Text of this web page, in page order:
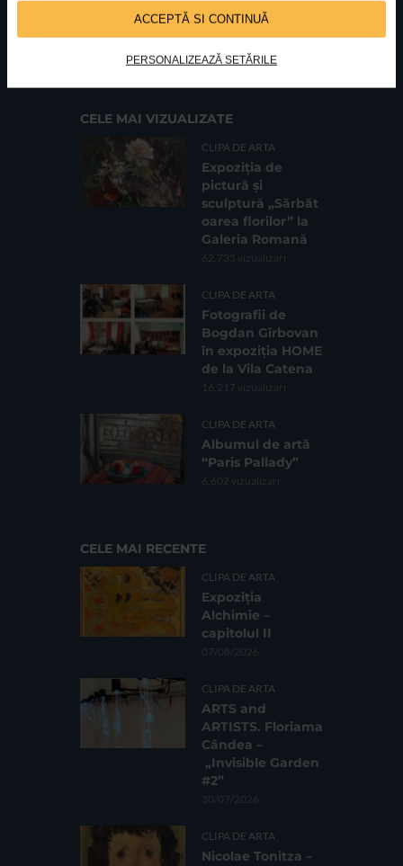
ACCEPTĂ SI CONTINUĂ
PERSONALIZEAZĂ SETĂRILE
FUNDATIA FILDAS ARTNr inreg registrul special: 4 PJ/ 29.01.2013
Sc. 4, Ap. 197, Sector 2
CELE MAI VIZUALIZATE
CLIPA DE ARTA
Expoziția de
pictură și
sculptură „Sărbăt
oarea florilor” la
Galeria Romană
62.735 vizualizari
CLIPA DE ARTA
Fotografii de
Bogdan Gîrbovan
în expoziția HOME
de la Vila Catena
16.217 vizualizari
CLIPA DE ARTA
Albumul de artă
“Paris Pallady”
6.602 vizualizari
CELE MAI RECENTE
CLIPA DE ARTA
Expoziția
Alchimie –
capitolul II
07/08/2026
CLIPA DE ARTA
ARTS and
ARTISTS. Floriama
Cândea –
„Invisible Garden
#2”
30/07/2026
CLIPA DE ARTA
Nicolae Tonitza –